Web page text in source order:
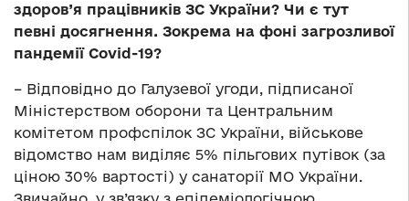
здоров’я працівників ЗС України? Чи є тут
певні досягнення. Зокрема на фоні загрозливої
пандемії Covid-19?
– Відповідно до Галузевої угоди, підписаної
Міністерством оборони та Центральним
комітетом профспілок ЗС України, військове
відомство нам виділяє 5% пільгових путівок (за
ціною 30% вартості) у санаторії МО України.